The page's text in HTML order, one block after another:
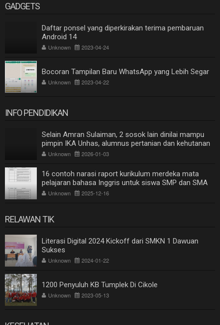
GADGETS
Daftar ponsel yang diperkirakan terima pembaruan
Android 14
Unknown 2023-04-24
Bocoran Tampilan Baru WhatsApp yang Lebih Segar
Unknown 2023-04-22
INFO PENDIDIKAN
Selain Amran Sulaiman, 2 sosok lain dinilai mampu
pimpin IKA Unhas, alumnus pertanian dan kehutanan
Unknown 2026-01-03
16 contoh narasi raport kurikulum merdeka mata
pelajaran bahasa Inggris untuk siswa SMP dan SMA
Unknown 2025-12-16
RELAWAN TIK
Literasi Digital 2024 Kickoff dari SMKN 1 Dawuan
Sukses
Unknown 2024-01-22
1200 Penyuluh KB Tumplek Di Cikole
Unknown 2023-05-13